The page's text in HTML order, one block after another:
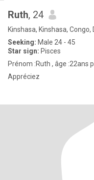
Ruth, 24
Kinshasa, Kinshasa, Congo,
Seeking: Male 24 - 45
Star sign: Pisces
Prénom :Ruth , âge :22ans
Appréciez